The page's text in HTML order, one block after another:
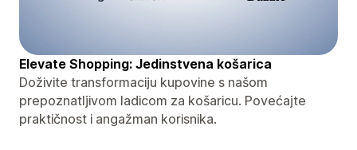
Elevate Shopping: Jedinstvena košarica
Doživite transformaciju kupovine s našom
prepoznatljivom ladicom za košaricu. Povećajte
praktičnost i angažman korisnika.